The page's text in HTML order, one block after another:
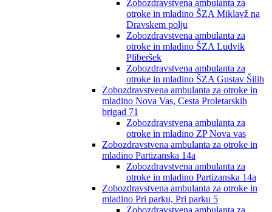
Zobozdravstvena ambulanta za
otroke in mladino ŠZA Miklavž na
Dravskem polju
Zobozdravstvena ambulanta za
otroke in mladino ŠZA Ludvik
Pliberšek
Zobozdravstvena ambulanta za
otroke in mladino ŠZA Gustav Šilih
Zobozdravstvena ambulanta za otroke in
mladino Nova Vas, Cesta Proletarskih
brigad 71
Zobozdravstvena ambulanta za
otroke in mladino ZP Nova vas
Zobozdravstvena ambulanta za otroke in
mladino Partizanska 14a
Zobozdravstvena ambulanta za
otroke in mladino Partizanska 14a
Zobozdravstvena ambulanta za otroke in
mladino Pri parku, Pri parku 5
Zobozdravstvena ambulanta za